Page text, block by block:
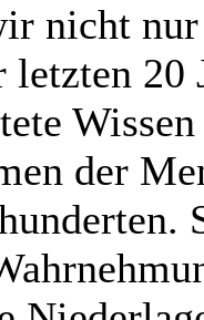
nicht
20
der